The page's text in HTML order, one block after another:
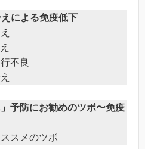
による免疫低下
不良
予防にお勧めのツボ〜免疫
スメのツボ